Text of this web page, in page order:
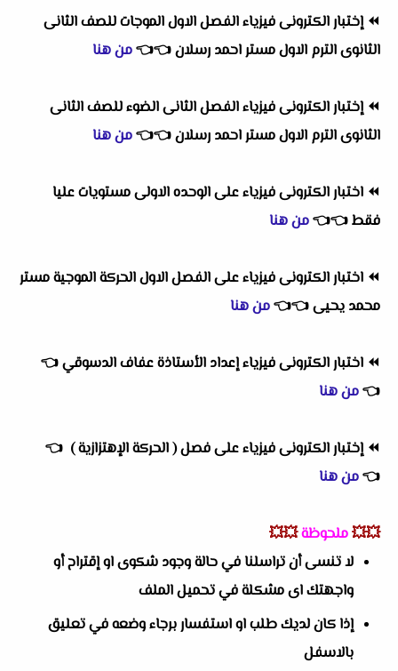
⏪إختبار الكترونى فيزياء الفصل الاول الموجات للصف الثانى
الثانوى الترم الاول مستر احمد رسلان👈
👈من هنا
⏪إختبار الكترونى فيزياء الفصل الثانى الضوء للصف الثانى
الثانوى الترم الاول مستر احمد رسلان👈
👈من هنا
⏪ اختبار الكترونى فيزياء على الوحده الاولى مستويات عليا
فقط👈
👈من هنا
⏪ اختبار الكترونى فيزياء على الفصل الاول الحركة الموجية مستر
محمد يحيى👈
👈من هنا
⏪ اختبار الكترونى فيزياء إعداد الأستاذة عفاف الدسوقي👈
👈من هنا
⏪إختبار الكترونى فيزياء على فصل ( الحركة الإهتزازية ) 👈
👈من هنا
💥💥ملحوظة💥💥
لا تنسى أن تراسلنا في حالة وجود شكوى او إقتراح أو
واجهتك اى مشكلة في تحميل الملف
إذا كان لديك طلب او استفسار برجاء وضعه في تعليق
بالاسفل